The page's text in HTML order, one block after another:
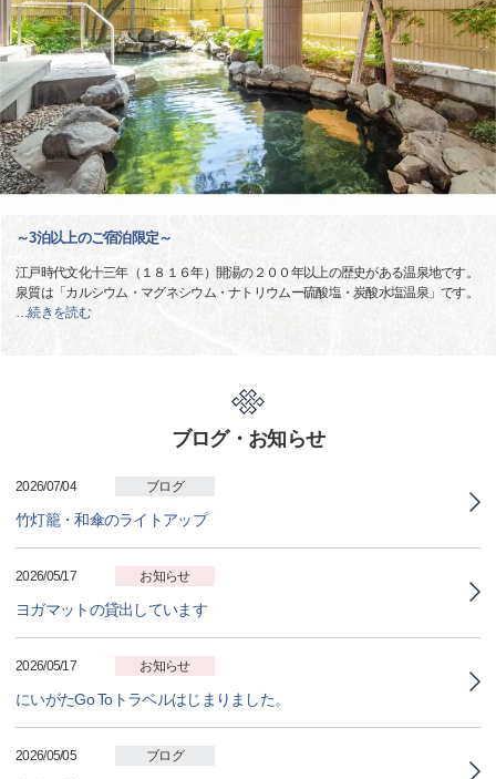
～3泊以上のご宿泊限定～
江戸時代文化十三年（１８１６年）開湯の２００年以上の歴史がある温泉地です。
泉質は「カルシウム・マグネシウム・ナトリウムー硫酸塩・炭酸水塩温泉」です。
…続きを読む
ブログ・お知らせ
2026/07/04 ブログ
竹灯籠・和傘のライトアップ
2026/05/17 お知らせ
ヨガマットの貸出しています
2026/05/17 お知らせ
にいがたGo Toトラベルはじまりました。
2026/05/05 ブログ